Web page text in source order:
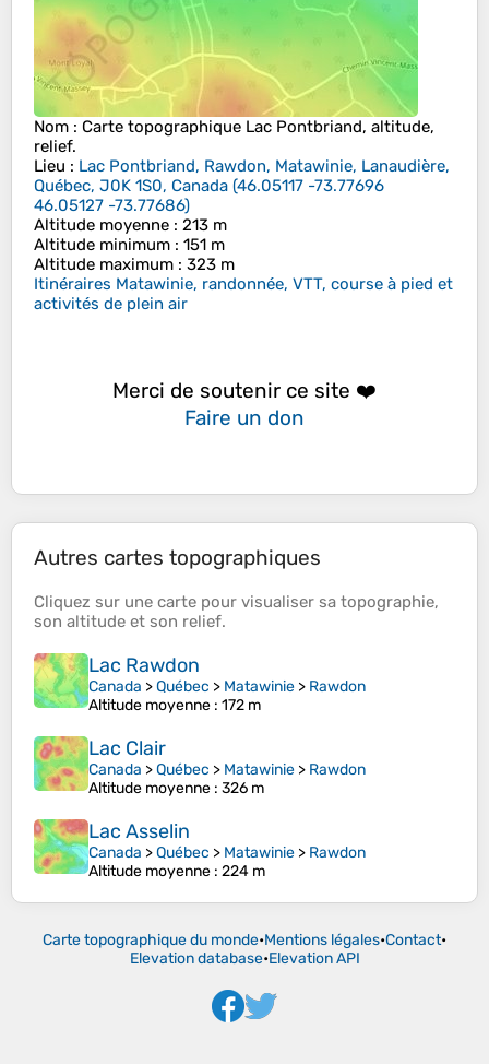
Nom : Carte topographique Lac Pontbriand, altitude,
relief.
Lieu : Lac Pontbriand, Rawdon, Matawinie, Lanaudière,
Québec, J0K 1S0, Canada (46.05117 -73.77696
46.05127 -73.77686)
Altitude moyenne : 213 m
Altitude minimum : 151 m
Altitude maximum : 323 m
Itinéraires Matawinie, randonnée, VTT, course à pied et
activités de plein air
Merci de soutenir ce site ❤️
Faire un don
Autres cartes topographiques
Cliquez sur une carte pour visualiser sa topographie,
son altitude et son relief.
Lac Rawdon
Canada >Québec > Matawinie > Rawdon
Altitude moyenne : 172 m
Lac Clair
Canada >Québec > Matawinie > Rawdon
Altitude moyenne : 326 m
Lac Asselin
Canada >Québec > Matawinie > Rawdon
Altitude moyenne : 224 m
Carte topographique du monde•Mentions légales•Contact•
Elevation database•Elevation API